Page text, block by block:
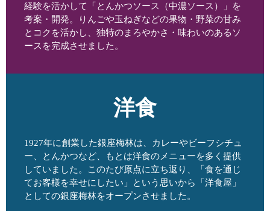
経験を活かして「とんかつソース（中濃ソース）」を
考案・開発。りんごや玉ねぎなどの果物・野菜の甘み
とコクを活かし、独特のまろやかさ・味わいのあるソ
ースを完成させました。
洋食
1927年に創業した銀座梅林は、カレーやビーフシチュ
ー、とんかつなど、もとは洋食のメニューを多く提供
していました。このたび原点に立ち返り、「食を通じ
てお客様を幸せにしたい」という思いから「洋食屋」
としての銀座梅林をオープンさせました。